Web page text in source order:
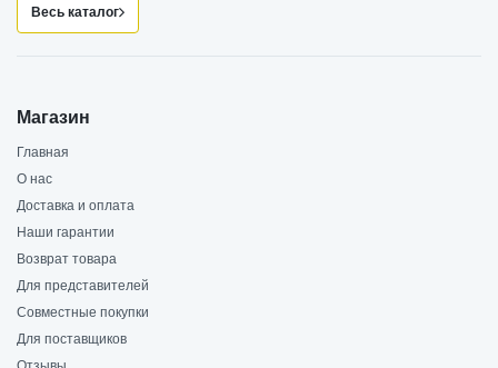
Весь каталог
Магазин
Главная
О нас
Доставка и оплата
Наши гарантии
Возврат товара
Для представителей
Совместные покупки
Для поставщиков